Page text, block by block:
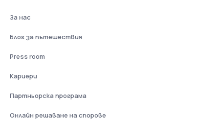
За нас
Блог за пътешествия
Press room
Кариери
Партньорска програма
Онлайн решаване на спорове